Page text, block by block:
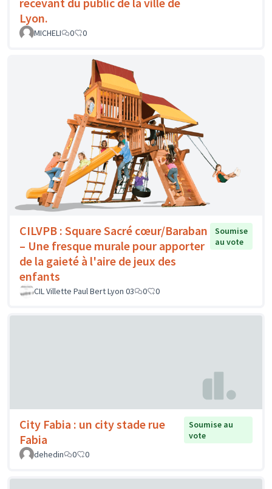
Lyon.
MICHELI 0 0
CILVPB : Square Sacré cœur/Baraban
– Une fresque murale pour apporter
de la gaieté à l'aire de jeux des
enfants
Soumise
au vote
CIL Villette Paul Bert Lyon 03 0 0
City Fabia : un city stade rue
Fabia
Soumise au
vote
dehedin
0 0